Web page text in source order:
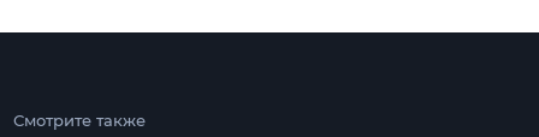
Смотрите также